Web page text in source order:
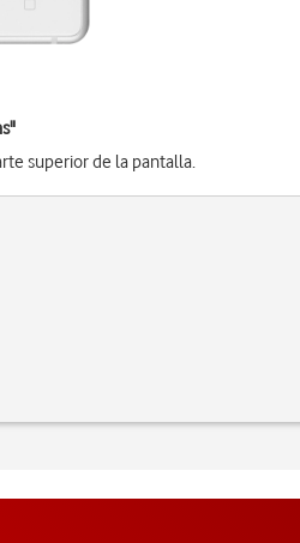
"
superior de la pantalla.